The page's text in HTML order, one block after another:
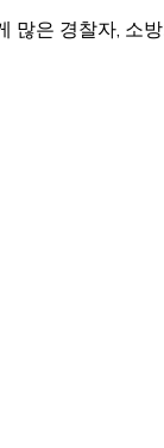
은 경찰자, 소